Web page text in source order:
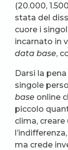
(20.000,
stata del
cuore i
incarnato in
data base,
Darsi la
singole
base online
piccolo
clima,
ma crede